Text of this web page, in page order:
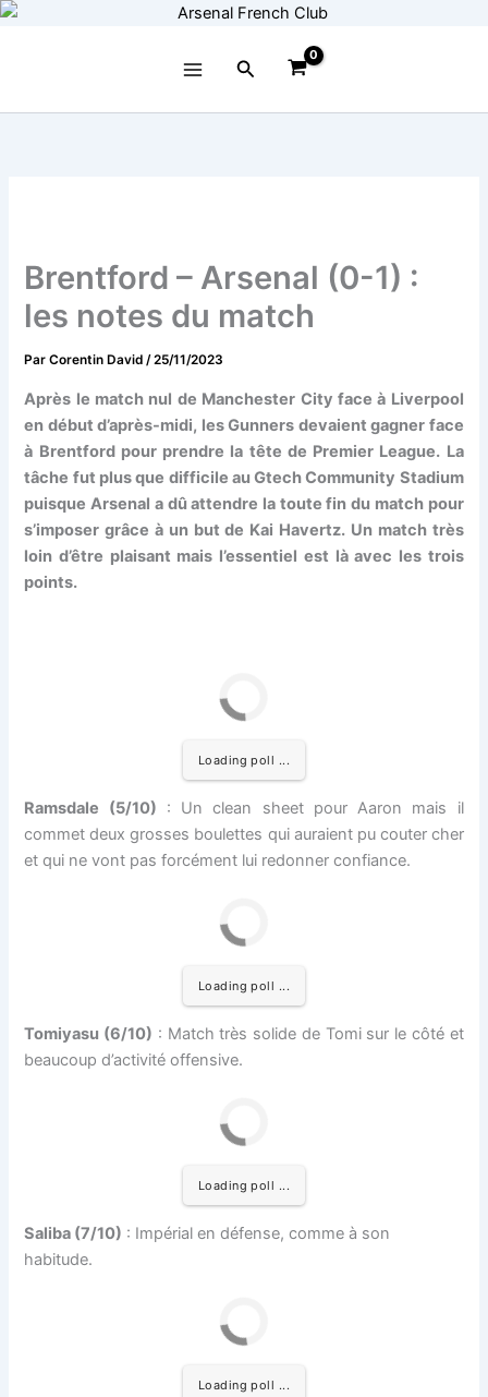
Aller
Rechercher
Brentford – Arsenal (0-1) :
les notes du match
ParCorentin David/25/11/2023
Après le match nul de Manchester City face à Liverpool
en début d’après-midi, les Gunners devaient gagner face
à Brentford pour prendre la tête de Premier League. La
tâche fut plus que difficile au Gtech Community Stadium
puisque Arsenal a dû attendre la toute fin du match pour
s’imposer grâce à un but de Kai Havertz. Un match très
loin d’être plaisant mais l’essentiel est là avec les trois
points.
Loading poll ...
Ramsdale (5/10) : Un clean sheet pour Aaron mais il
commet deux grosses boulettes qui auraient pu couter cher
et qui ne vont pas forcément lui redonner confiance.
Loading poll ...
Tomiyasu (6/10) : Match très solide de Tomi sur le côté et
beaucoup d’activité offensive.
Loading poll ...
Saliba (7/10) : Impérial en défense, comme à son
habitude.
Loading poll ...